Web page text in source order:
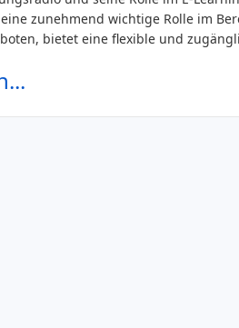
zunehmend wichtige Rolle im
bietet eine flexible und